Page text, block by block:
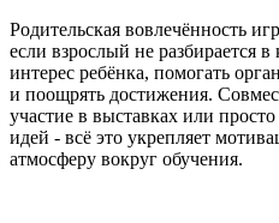
Родительская вовлечённость
если взрослый не разбирается
интерес ребёнка, помогать
и поощрять достижения.
участие в выставках или
идей - всё это укрепляет
атмосферу вокруг обучения.